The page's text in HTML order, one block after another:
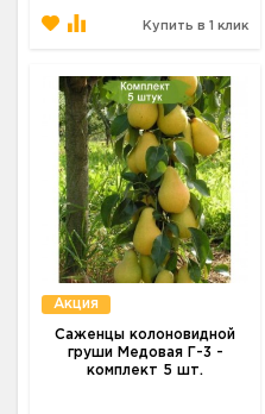
Купить в 1 клик
Акция
Саженцы колоновидной
груши Медовая Г-3 -
комплект 5 шт.